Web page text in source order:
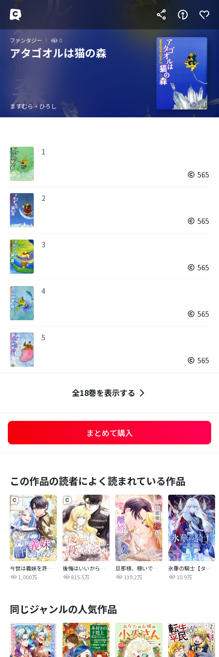
ファンタジー 0
アタゴオルは猫の森
ますむら・ひろし
1
565
2
565
3
565
4
565
5
565
全18巻を表示する
まとめて購入
この作品の読者によく読まれている作品
今世は義妹を許しません
1,000万
後悔はいいから殺してください
815.5万
旦那様、稼いで離婚させていただきます！
139.2万
氷華の騎士【タテヨミ】
10.9万
同じジャンルの人気作品